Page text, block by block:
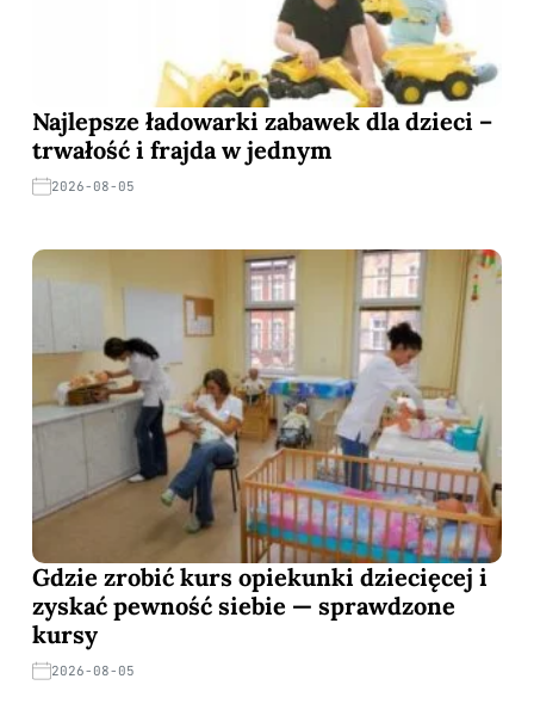
Najlepsze ładowarki zabawek dla dzieci –
trwałość i frajda w jednym
2026-08-05
Gdzie zrobić kurs opiekunki dziecięcej i
zyskać pewność siebie — sprawdzone
kursy
2026-08-05